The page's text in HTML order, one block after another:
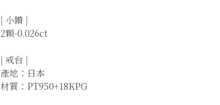
| 小鑽 |
2顆-0.026ct
| 戒台 |
產地：日本
材質：PT950+18KPG